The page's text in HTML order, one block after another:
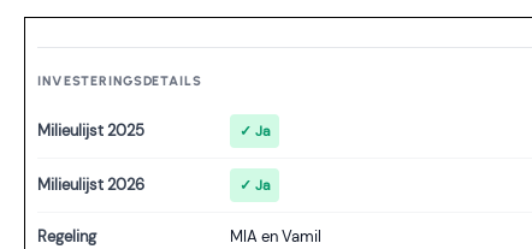
INVESTERINGSDETAILS
Milieulijst 2025 ✓ Ja
Milieulijst 2026 ✓ Ja
Regeling MIA en Vamil